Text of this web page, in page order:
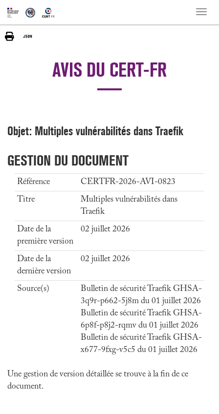
Toggle
AVIS DU CERT-FR
Objet: Multiples vulnérabilités dans Traefik
GESTION DU DOCUMENT
Référence
CERTFR-2026-AVI-0823
Titre
Multiples vulnérabilités dans
Traefik
Date de la
première version
02 juillet 2026
Date de la
dernière version
02 juillet 2026
Source(s)
Bulletin de sécurité Traefik GHSA-
3q9r-p662-5j8m du 01 juillet 2026
Bulletin de sécurité Traefik GHSA-
6p8f-p8j2-rqmv du 01 juillet 2026
Bulletin de sécurité Traefik GHSA-
x677-9fxg-v5c5 du 01 juillet 2026
Une gestion de version détaillée se trouve à la fin de ce
document.